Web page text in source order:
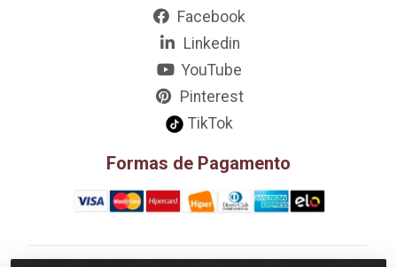
Facebook
Linkedin
YouTube
Pinterest
TikTok
Formas de Pagamento